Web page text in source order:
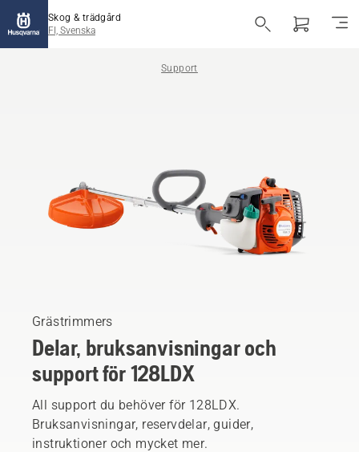
Skog & trädgård
FI, Svenska
Support
Grästrimmers
Delar, bruksanvisningar och
support för 128LDX
All support du behöver för 128LDX.
Bruksanvisningar, reservdelar, guider,
instruktioner och mycket mer.